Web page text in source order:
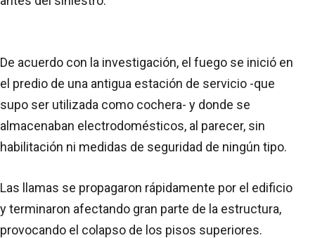
De acuerdo con la investigación, el fuego se inició en
el predio de una antigua estación de servicio -que
supo ser utilizada como cochera- y donde se
almacenaban electrodomésticos, al parecer, sin
habilitación ni medidas de seguridad de ningún tipo.
Las llamas se propagaron rápidamente por el edificio
y terminaron afectando gran parte de la estructura,
provocando el colapso de los pisos superiores.